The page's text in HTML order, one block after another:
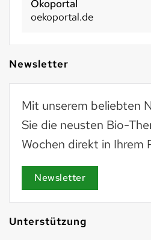
Ökoportal
oekoportal.de
Newsletter
Mit unserem beliebten
Sie die neusten Bio-
Wochen direkt in Ihrem
Newsletter
Unterstützung